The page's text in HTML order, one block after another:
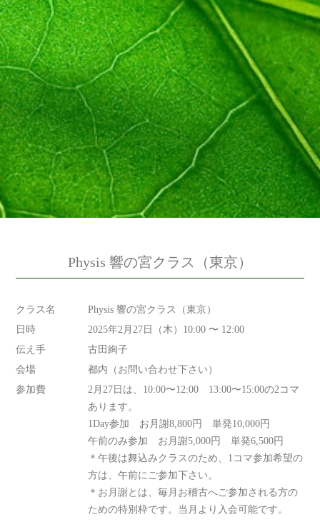
Physis 響の宮クラス（東京）
クラス名
Physis 響の宮クラス（東京）
日時
2025年2月27日（木）10:00 〜 12:00
伝え手
古田絢子
会場
都内（お問い合わせ下さい）
参加費
2月27日は、10:00〜12:00 13:00〜15:00の2コマ
あります。
1Day参加 お月謝8,800円 単発10,000円
午前のみ参加 お月謝5,000円 単発6,500円
＊午後は舞込みクラスのため、1コマ参加希望の
方は、午前にご参加下さい。
＊お月謝とは、毎月お稽古へご参加される方の
ための特別枠です。当月より入会可能です。